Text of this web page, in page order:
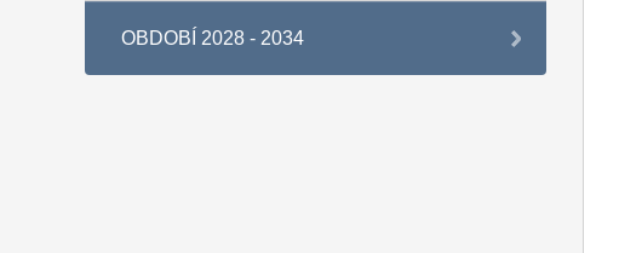
OBDOBÍ 2028 - 2034